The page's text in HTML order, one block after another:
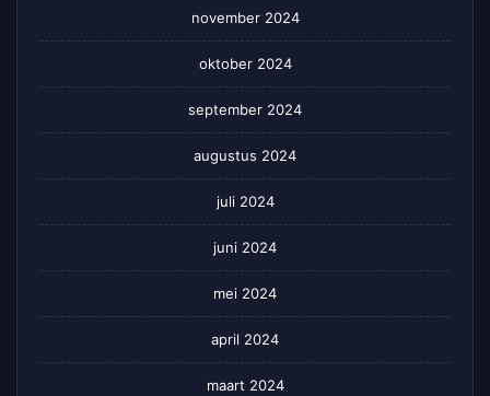
november 2024
oktober 2024
september 2024
augustus 2024
juli 2024
juni 2024
mei 2024
april 2024
maart 2024